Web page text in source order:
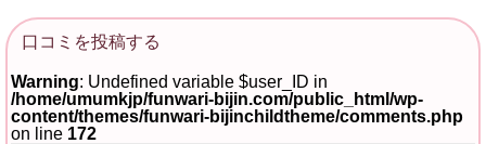
口コミを投稿する
Warning : Undefined variable $user_ID in
/home/umumkjp/funwari-bijin.com/public_html/wp-
content/themes/funwari-bijinchildtheme/comments.php
on line 172